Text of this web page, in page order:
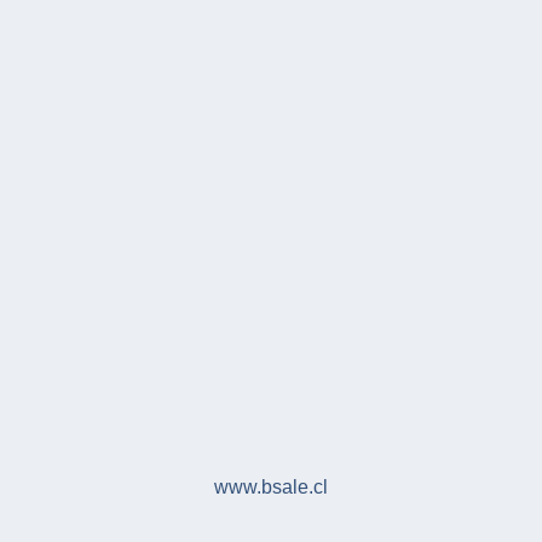
www.bsale.cl